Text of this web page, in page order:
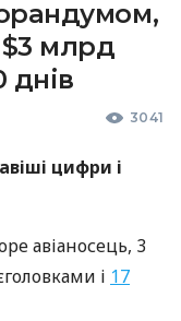
млрд
днів
3041
цифри і
авіаносець, 3
і 17